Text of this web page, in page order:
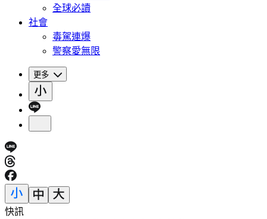
全球必讀
社會
毒駕連爆
警察愛無限
更多
快訊